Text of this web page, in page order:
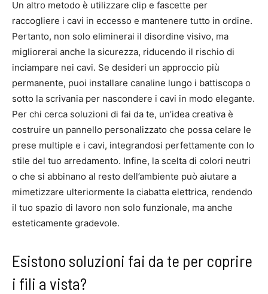
Un altro metodo è utilizzare clip e fascette per
raccogliere i cavi in eccesso e mantenere tutto in ordine.
Pertanto, non solo eliminerai il disordine visivo, ma
migliorerai anche la sicurezza, riducendo il rischio di
inciampare nei cavi. Se desideri un approccio più
permanente, puoi installare canaline lungo i battiscopa o
sotto la scrivania per nascondere i cavi in modo elegante.
Per chi cerca soluzioni di fai da te, un’idea creativa è
costruire un pannello personalizzato che possa celare le
prese multiple e i cavi, integrandosi perfettamente con lo
stile del tuo arredamento. Infine, la scelta di colori neutri
o che si abbinano al resto dell’ambiente può aiutare a
mimetizzare ulteriormente la ciabatta elettrica, rendendo
il tuo spazio di lavoro non solo funzionale, ma anche
esteticamente gradevole.
Esistono soluzioni fai da te per coprire
i fili a vista?